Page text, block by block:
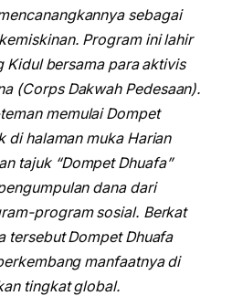
sebagai
Program ini lahir
Kidul bersama para aktivis
(Corps Dakwah Pedesaan).
memulai Dompet
di halaman muka Harian
tajuk “Dompet Dhuafa”
dana dari
program sosial. Berkat
tersebut Dompet Dhuafa
manfaatnya di
tingkat global.